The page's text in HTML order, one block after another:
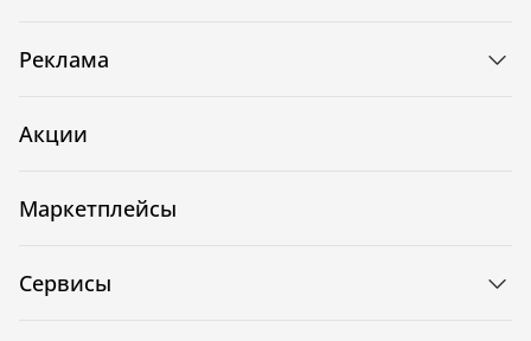
Реклама
Акции
Маркетплейсы
Сервисы